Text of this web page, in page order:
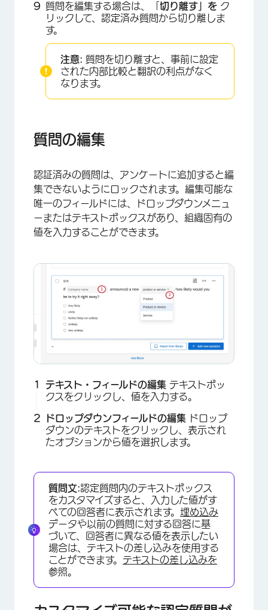
×
×
質問を編集する場合は、「 切り離す」を ク
リックして、認定済み質問から切り離しま
す。
注意: 質問を切り離すと、事前に設定
された内部比較と翻訳の利点がなく
なります。
質問の編集
認証済みの質問は、アンケートに追加すると編
集できないようにロックされます。編集可能な
唯一のフィールドには、ドロップダウンメニュ
ーまたはテキストボックスがあり、組織固有の
値を入力することができます。
テキスト・フィールドの編集 テキストボッ
クスをクリックし、値を入力する。
ドロップダウンフィールドの編集
ドロップ
ダウンのテキストをクリックし、表示され
たオプションから値を選択します。
質問文:認定質問内のテキストボックス
をカスタマイズすると、入力した値がす
べての回答者に表示されます。 埋め込み
データや以前の質問に対する回答に基
づいて、回答者に異なる値を表示したい
場合は、テキストの差し込みを使用する
ことができます。 テキストの差し込みを
参照。